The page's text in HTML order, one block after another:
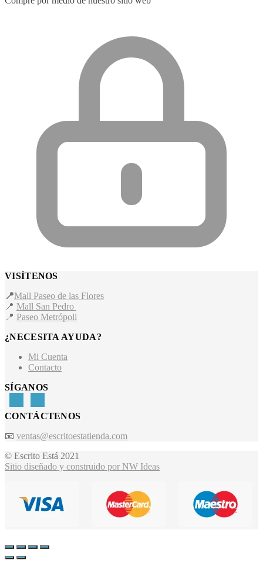
VISÍTENOS
📍Mall Paseo de las Flores
📍 Mall San Pedro
📍 Paseo Metrópoli
¿NECESITA AYUDA?
Mi Cuenta
Contacto
SÍGANOS
CONTÁCTENOS
📧 ventas@escritoestatienda.com
© Escrito Está 2021
Sitio diseñado y construido por NW Ideas